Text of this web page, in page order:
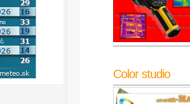
Color studio